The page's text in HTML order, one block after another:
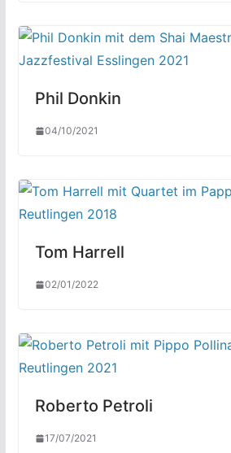
Phil Donkin
04/10/2021
Tom Harrell
02/01/2022
Roberto Petroli
17/07/2021